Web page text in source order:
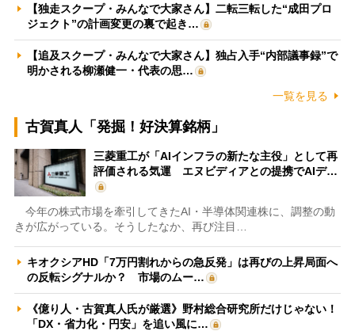
【独走スクープ・みんなで大家さん】二転三転した“成田プロ
ジェクト”の計画変更の裏で起き…
【追及スクープ・みんなで大家さん】独占入手“内部議事録”で
明かされる柳瀬健一・代表の思…
一覧を見る
古賀真人「発掘！好決算銘柄」
三菱重工が「AIインフラの新たな主役」として再
評価される気運 エヌビディアとの提携でAIデ…
今年の株式市場を牽引してきたAI・半導体関連株に、調整の動
きが広がっている。そうしたなか、再び注目…
キオクシアHD「7万円割れからの急反発」は再びの上昇局面へ
の反転シグナルか？ 市場のムー…
《億り人・古賀真人氏が厳選》野村総合研究所だけじゃない！
「DX・省力化・円安」を追い風に…